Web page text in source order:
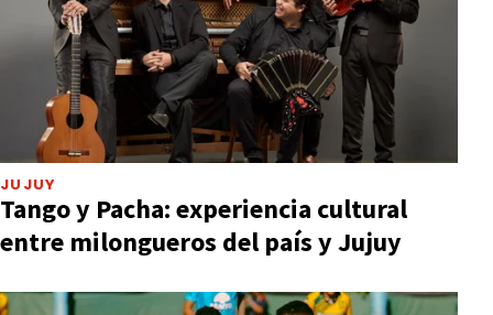
JUJUY
Tango y Pacha: experiencia cultural
entre milongueros del país y Jujuy